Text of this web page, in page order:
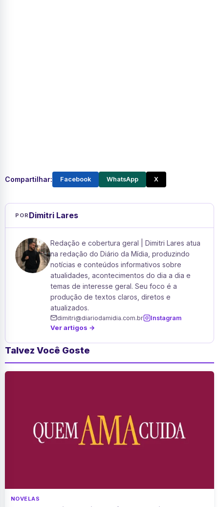
Compartilhar: Facebook WhatsApp X
POR Dimitri Lares
Redação e cobertura geral | Dimitri Lares atua
na redação do Diário da Mídia, produzindo
notícias e conteúdos informativos sobre
atualidades, acontecimentos do dia a dia e
temas de interesse geral. Seu foco é a
produção de textos claros, diretos e
atualizados.
dimitri@diariodamidia.com.br Instagram
Ver artigos →
Talvez Você Goste
NOVELAS